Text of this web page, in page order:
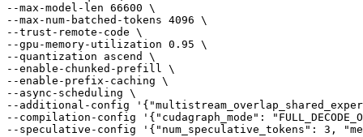
--max-model-len 66600 \
--max-num-batched-tokens 4096 \
--trust-remote-code \
--gpu-memory-utilization 0.95 \
--quantization ascend \
--enable-chunked-prefill \
--enable-prefix-caching \
--async-scheduling \
--additional-config
--compilation-config '{"cudagraph_mode":
--speculative-config '{"num_speculative_tokens": 3,